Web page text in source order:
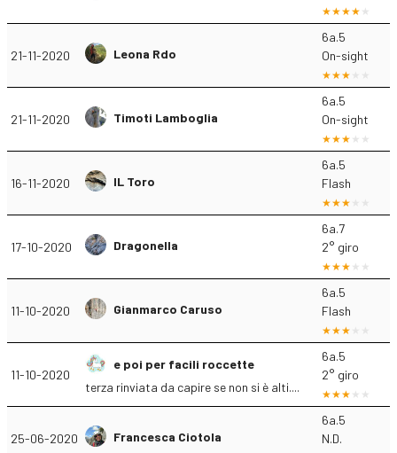
21-11-2020 Leona Rdo
6a.5
On-sight
21-11-2020 Timoti Lamboglia
6a.5
On-sight
16-11-2020 IL Toro
6a.5
Flash
17-10-2020 Dragonella
6a.7
2° giro
11-10-2020 Gianmarco Caruso
6a.5
Flash
11-10-2020
e poi per facili roccette
terza rinviata da capire se non si è alti....
6a.5
2° giro
25-06-2020 Francesca Ciotola
6a.5
N.D.